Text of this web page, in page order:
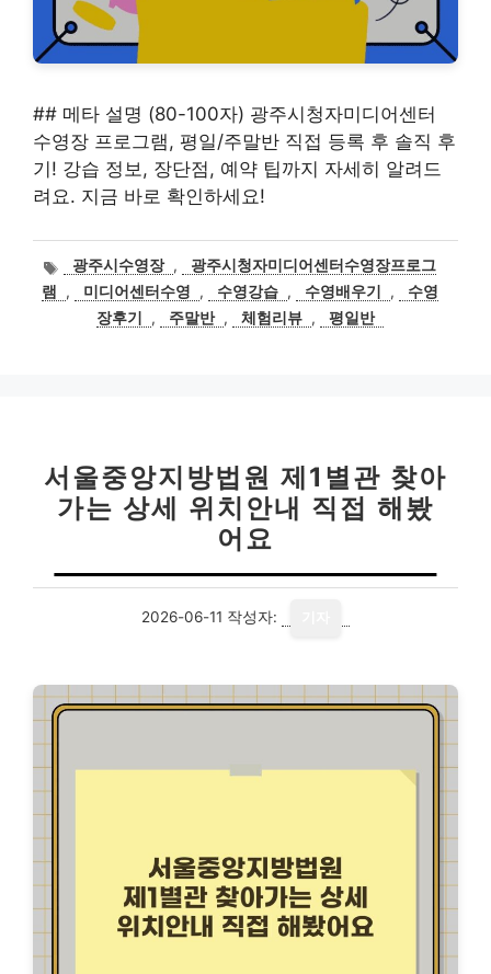
## 메타 설명 (80-100자) 광주시청자미디어센터
수영장 프로그램, 평일/주말반 직접 등록 후 솔직 후
기! 강습 정보, 장단점, 예약 팁까지 자세히 알려드
려요. 지금 바로 확인하세요!
태광주시수영장 ,
광주시청자미디어센터수영장프로그
램
, 미디어센터수영 , 수영강습 , 수영배우기 ,
수영
장후기
, 주말반 , 체험리뷰 , 평일반
서울중앙지방법원 제1별관 찾아
가는 상세 위치안내 직접 해봤
어요
2026-06-11 작성자: